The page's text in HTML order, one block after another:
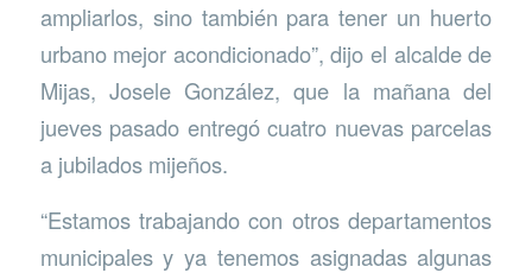
ampliarlos, sino también para tener un huerto
urbano mejor acondicionado”, dijo el alcalde de
Mijas, Josele González, que la mañana del
jueves pasado entregó cuatro nuevas parcelas
a jubilados mijeños.
“Estamos trabajando con otros departamentos
municipales y ya tenemos asignadas algunas